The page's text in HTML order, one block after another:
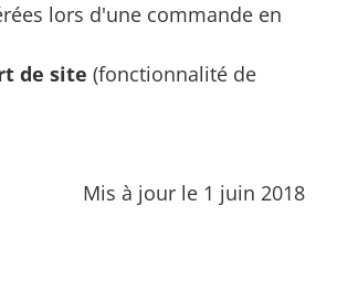
lors d'une commande en
de site (fonctionnalité de
Mis à jour le 1 juin 2018